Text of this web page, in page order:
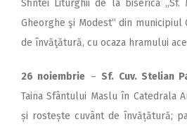
Sfintei Liturghii de la biserica „Sf.
Gheorghe şi Modest“ din
de învăţătură, cu ocaza hramului
26 noiembrie – Sf. Cuv. Stelian
Taina Sfântului Maslu în Catedrala
și rostește cuvânt de învățătură;